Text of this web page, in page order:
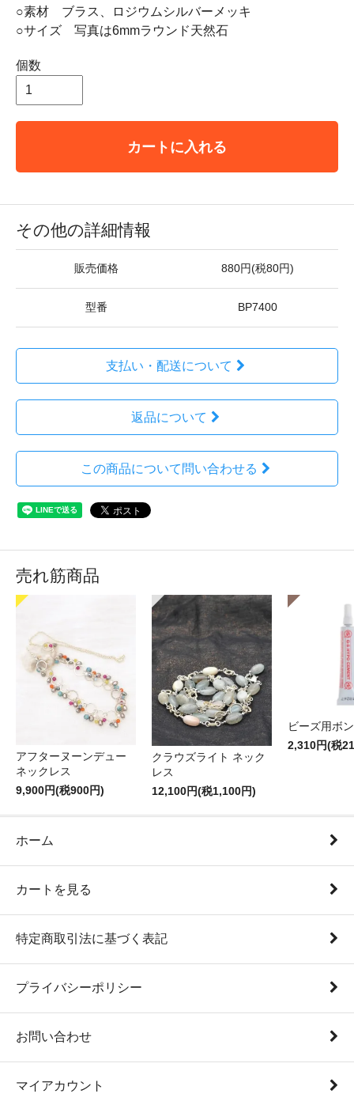
○素材 ブラス、ロジウムシルバーメッキ
○サイズ 写真は6mmラウンド天然石
個数
カートに入れる
その他の詳細情報
販売価格 880円(税80円)
型番 BP7400
支払い・配送について
返品について
この商品について問い合わせる
売れ筋商品
アフターヌーンデュー
ネックレス
9,900円(税900円)
クラウズライト ネック
レス
12,100円(税1,100円)
ビーズ用ボ
2,310円(税
ホーム
カートを見る
特定商取引法に基づく表記
プライバシーポリシー
お問い合わせ
マイアカウント